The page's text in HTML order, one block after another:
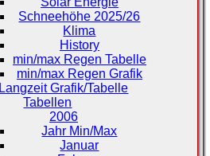
Schneehöhe 2025/26
Klima
History
min/max Regen Tabelle
min/max Regen Grafik
Langzeit Grafik/Tabelle
Tabellen
2006
Jahr Min/Max
Januar